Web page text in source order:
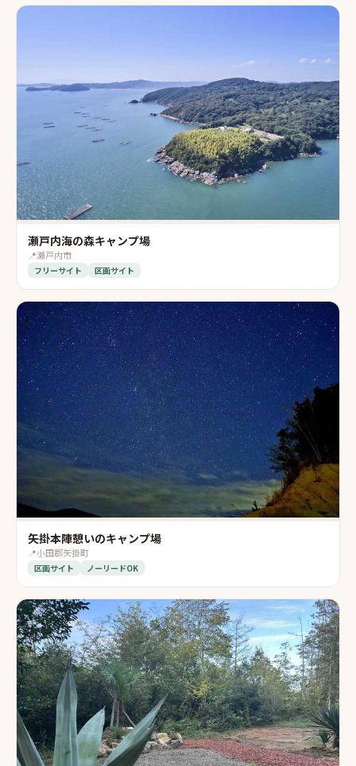
瀬戸内海の森キャンプ場
📍瀬戸内市
フリーサイト 区画サイト
矢掛本陣憩いのキャンプ場
📍小田郡矢掛町
区画サイト ノーリードOK